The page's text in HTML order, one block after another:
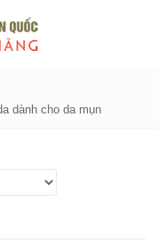
dành cho da mụn